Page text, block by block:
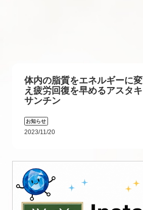
体内の脂質をエネルギーに変
え疲労回復を早めるアスタキ
サンチン
お知らせ
2023/11/20